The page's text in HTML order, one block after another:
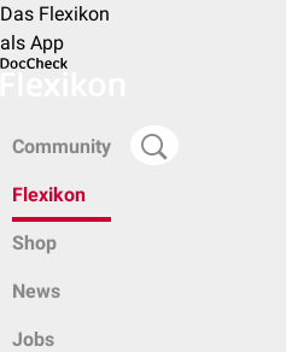
Das Flexikon
als App
Community
Flexikon
Shop
News
Jobs